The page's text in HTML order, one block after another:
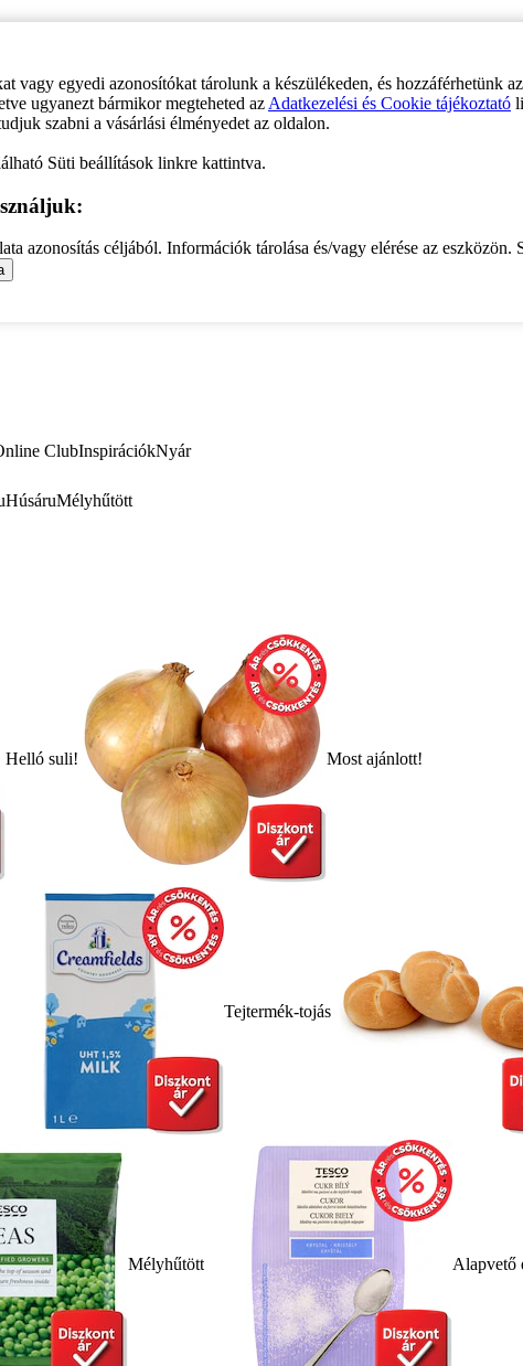
vagy egyedi azonosítókat tárolunk a készülékeden, és hozzáférhetünk
ugyanezt bármikor megteheted az Adatkezelési és Cookie tájékoztató
szabni a vásárlási élményedet az oldalon.
Süti beállítások linkre kattintva.
azonosítás céljából. Információk tárolása és/vagy elérése az eszközön.
ClubInspirációkNyár
HúsáruMélyhűtött
Helló suli! Most ajánlott!
Tejtermék-tojás
Mélyhűtött Alapvető